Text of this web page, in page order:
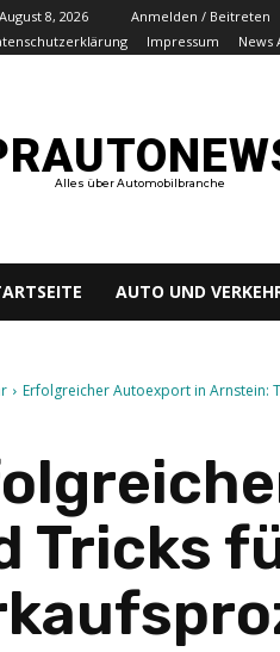
8, 2026
Anmelden / Beitreten
Impressum News
Alles über Automobilbranche
AUTO UND
Erfolgreicher Autoexport in Arnstein:
Tricks